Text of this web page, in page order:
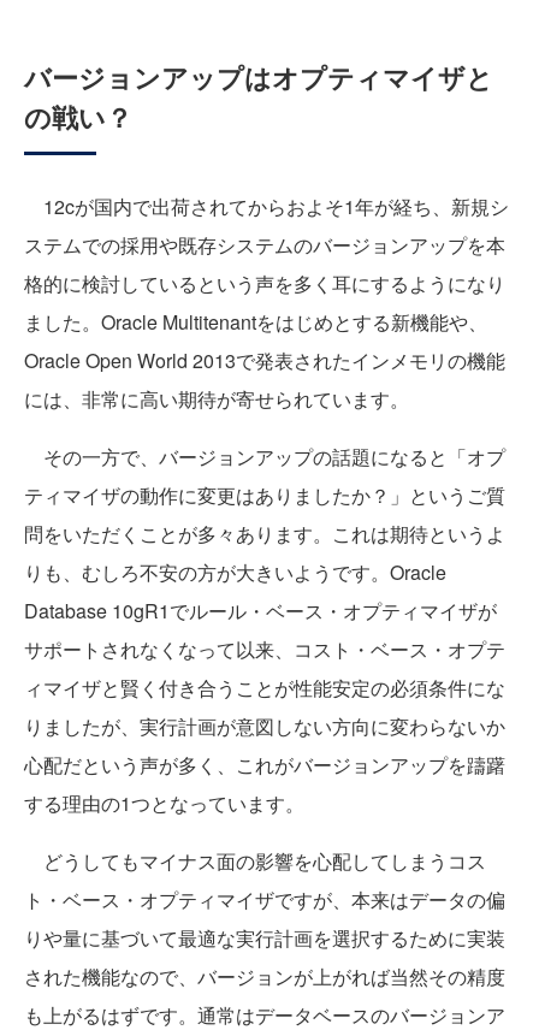
バージョンアップはオプティマイザと
の戦い？
12cが国内で出荷されてからおよそ1年が経ち、新規シ
ステムでの採用や既存システムのバージョンアップを本
格的に検討しているという声を多く耳にするようになり
ました。Oracle Multitenantをはじめとする新機能や、
Oracle Open World 2013で発表されたインメモリの機能
には、非常に高い期待が寄せられています。
その一方で、バージョンアップの話題になると「オプ
ティマイザの動作に変更はありましたか？」というご質
問をいただくことが多々あります。これは期待というよ
りも、むしろ不安の方が大きいようです。Oracle
Database 10gR1でルール・ベース・オプティマイザが
サポートされなくなって以来、コスト・ベース・オプテ
ィマイザと賢く付き合うことが性能安定の必須条件にな
りましたが、実行計画が意図しない方向に変わらないか
心配だという声が多く、これがバージョンアップを躊躇
する理由の1つとなっています。
どうしてもマイナス面の影響を心配してしまうコス
ト・ベース・オプティマイザですが、本来はデータの偏
りや量に基づいて最適な実行計画を選択するために実装
された機能なので、バージョンが上がれば当然その精度
も上がるはずです。通常はデータベースのバージョンア